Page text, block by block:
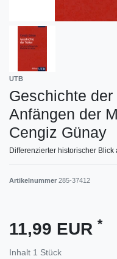
UTB
Geschichte
Anfängen der
Cengiz Günay
Differenzierter historischer Blick
Artikelnummer 285-37412
11,99 EUR *
Inhalt 1 Stück